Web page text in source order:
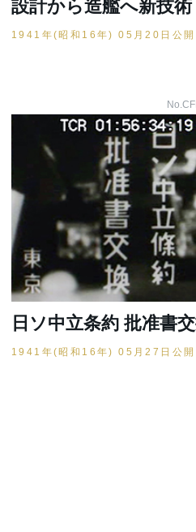
設計から造艦へ新技術
1941年(昭和16年) 05月20日公開
日ソ中立条約 批准書
1941年(昭和16年) 05月27日公開